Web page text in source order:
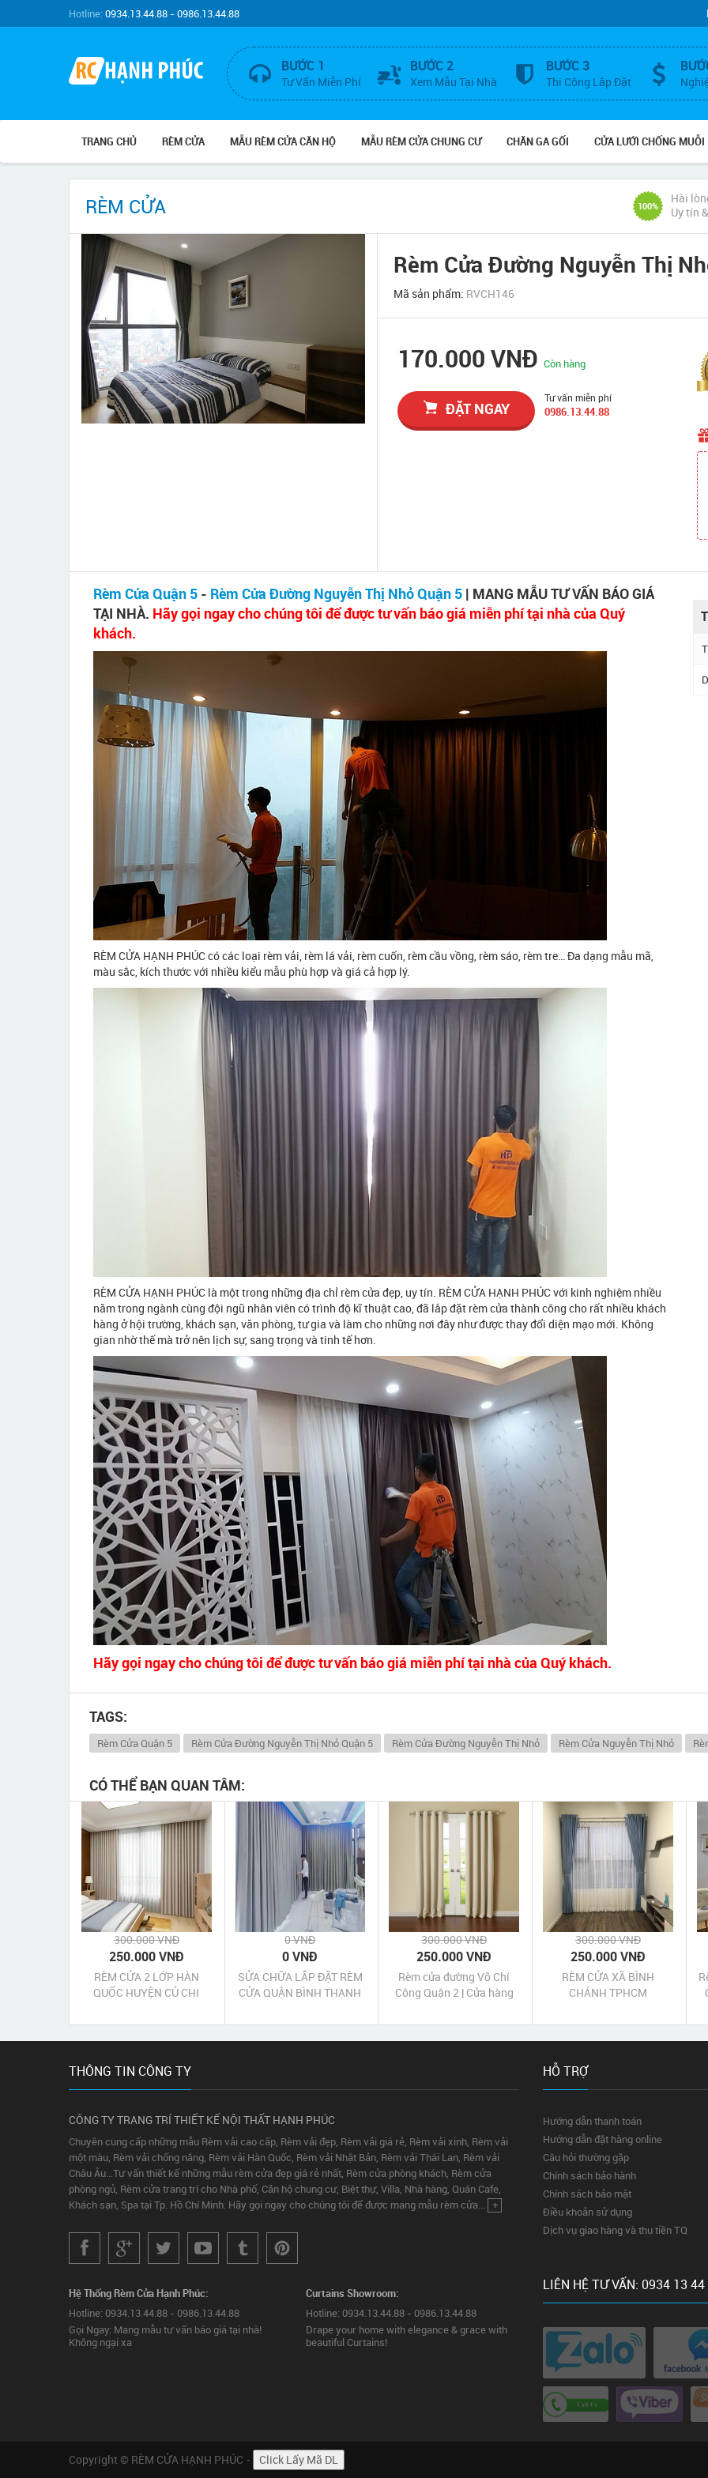
Hotline:0934.13.44.88 - 0986.13.44.88
BƯỚC 1
Tư Vấn Miễn Phí
BƯỚC 2
Xem Mẫu Tại Nhà
BƯỚC 3
Thi Công Lắp Đặt
TRANG CHỦ RÈM CỬA MẪU RÈM CỬA CĂN HỘ MẪU RÈM CỬA CHUNG CƯ CHĂN GA GỐI CỬA LƯỚI CHỐNG MUỖI
RÈM CỬA 100%
Hài
Uy tín
Rèm Cửa Đường Nguyễn Thị
Mã sản phẩm: RVCH146
170.000 VNĐCòn hàng
ĐẶT NGAY
Tư vấn miễn phí
0986.13.44.88
Rèm Cửa Quận 5 - Rèm Cửa Đường Nguyễn Thị Nhỏ Quận 5 | MANG MẪU TƯ VẤN BÁO GIÁ
TẠI NHÀ. Hãy gọi ngay cho chúng tôi để được tư vấn báo giá miễn phí tại nhà của Quý
khách.
RÈM CỬA HẠNH PHÚC có các loại rèm vải, rèm lá vải, rèm cuốn, rèm cầu vồng, rèm sáo, rèm tre… Đa dạng mẫu mã,
màu sắc, kích thước với nhiều kiểu mẫu phù hợp và giá cả hợp lý.
RÈM CỬA HẠNH PHÚC là một trong những địa chỉ rèm cửa đẹp, uy tín. RÈM CỬA HẠNH PHÚC với kinh nghiệm nhiều
năm trong ngành cùng đội ngũ nhân viên có trình độ kĩ thuật cao, đã lắp đặt rèm cửa thành công cho rất nhiều khách
hàng ở hội trường, khách sạn, văn phòng, tư gia và làm cho những nơi đây như được thay đổi diện mạo mới. Không
gian nhờ thế mà trở nên lịch sự, sang trọng và tinh tế hơn.
Hãy gọi ngay cho chúng tôi để được tư vấn báo giá miễn phí tại nhà của Quý khách.
TAGS:
Rèm Cửa Quận 5 Rèm Cửa Đường Nguyễn Thị Nhỏ Quận 5 Rèm Cửa Đường Nguyễn Thị Nhỏ Rèm Cửa Nguyễn Thị Nhỏ
CÓ THỂ BẠN QUAN TÂM:
300.000 VNĐ
250.000 VNĐ
RÈM CỬA 2 LỚP HÀN
QUỐC HUYỆN CỦ CHI
0 VNĐ
0 VNĐ
SỬA CHỮA LẮP ĐẶT RÈM
CỬA QUẬN BÌNH THẠNH
300.000 VNĐ
250.000 VNĐ
Rèm cửa đường Võ Chí
Công Quận 2 | Cửa hàng
Quận 2 Tp HCM
300.000 VNĐ
250.000 VNĐ
RÈM CỬA XÃ BÌNH
CHÁNH TPHCM
THÔNG TIN CÔNG TY
CÔNG TY TRANG TRÍ THIẾT KẾ NỘI THẤT HẠNH PHÚC
Chuyên cung cấp những mẫu Rèm vải cao cấp, Rèm vải đẹp, Rèm vải giá rẻ, Rèm vải xinh, Rèm vải
một màu, Rèm vải chống nắng, Rèm vải Hàn Quốc, Rèm vải Nhật Bản, Rèm vải Thái Lan, Rèm vải
Châu Âu...Tư vấn thiết kế những mẫu rèm cửa đẹp giá rẻ nhất, Rèm cửa phòng khách, Rèm cửa
phòng ngủ, Rèm cửa trang trí cho Nhà phố, Căn hộ chung cư, Biệt thự, Villa, Nhà hàng, Quán Cafe,
Khách sạn, Spa tại Tp. Hồ Chí Minh. Hãy gọi ngay cho chúng tôi để được mang mẫu rèm cửa... +
Hệ Thống Rèm Cửa Hạnh Phúc:
Hotline: 0934.13.44.88 - 0986.13.44.88
Gọi Ngay: Mang mẫu tư vấn báo giá tại nhà!
Không ngại xa
Curtains Showroom:
Hotline: 0934.13.44.88 - 0986.13.44.88
Drape your home with elegance & grace with
beautiful Curtains!
HỖ TRỢ
Hướng dẫn thanh toán
Hướng dẫn đặt hàng online
Câu hỏi thường gặp
Chính sách bảo hành
Chính sách bảo mật
Điều khoản sử dụng
Dịch vụ giao hàng và thu tiền TQ
LIÊN HỆ TƯ VẤN: 0934 13
Copyright © RÈM CỬA HẠNH PHÚC - Click Lấy Mã DL